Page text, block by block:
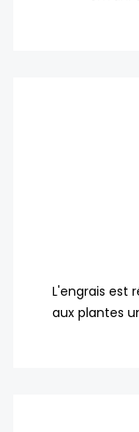
L'engrais est
aux plantes